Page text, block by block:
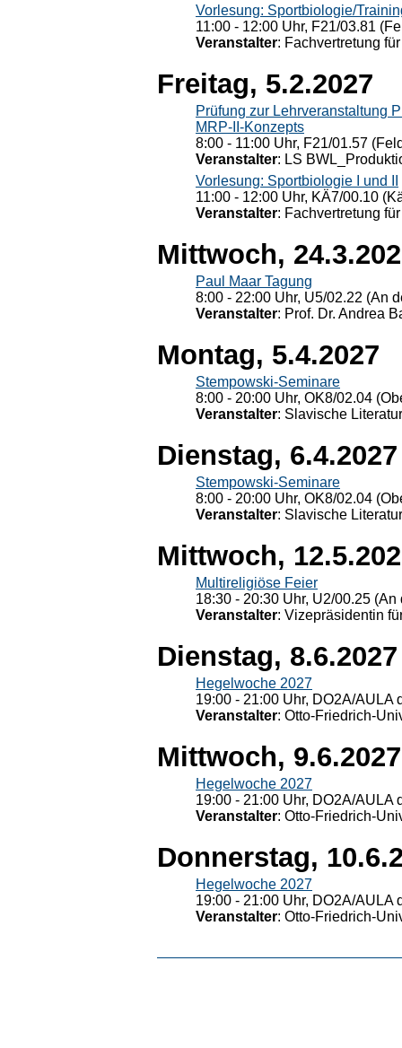
Vorlesung: Sportbiologie/
11:00 - 12:00 Uhr, F21/03.81
Veranstalter: Fachvertretung
Freitag, 5.2.2027
Prüfung zur Lehrveranstaltung
MRP-II-Konzepts
8:00 - 11:00 Uhr, F21/01.57
Veranstalter: LS
Vorlesung: Sportbiologie I und II
11:00 - 12:00 Uhr, KÄ7/00.10
Veranstalter: Fachvertretung
Mittwoch,
Paul Maar Tagung
8:00 - 22:00 Uhr, U5/02.22 (An
Veranstalter: Prof. Dr. Andrea
Montag, 5.4.2027
Stempowski-Seminare
8:00 - 20:00 Uhr, OK8/02.04
Veranstalter: Slavische
Dienstag, 6.4.2027
Stempowski-Seminare
8:00 - 20:00 Uhr, OK8/02.04
Veranstalter: Slavische
Mittwoch,
Multireligiöse Feier
18:30 - 20:30 Uhr, U2/00.25
Veranstalter: Vizepräsidentin
Dienstag, 8.6.2027
Hegelwoche 2027
19:00 - 21:00 Uhr, DO2A/
Veranstalter: Otto-Friedrich-
Mittwoch, 9.6.2027
Hegelwoche 2027
19:00 - 21:00 Uhr, DO2A/
Veranstalter: Otto-Friedrich-
Donnerstag,
Hegelwoche 2027
19:00 - 21:00 Uhr, DO2A/
Veranstalter: Otto-Friedrich-